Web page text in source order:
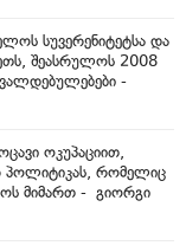
სუვერენიტეტსა და
შეასრულოს 2008
ვალდებულებები -
ოკუპაციით,
პოლიტიკას, რომელიც
მიმართ - გიორგი